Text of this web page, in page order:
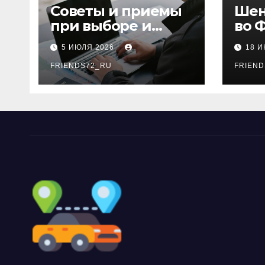
Советы и приемы
при выборе и
бронировании
авиабилетов
5 ИЮЛЯ 2026
FRIENDS72_RU
во
18